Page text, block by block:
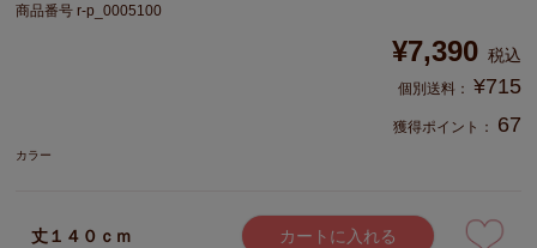
商品番号 r-p_0005100
¥7,390 税込
¥715
獲得ポイント： 67
カラー
丈１４０ｃｍ カートに入れる